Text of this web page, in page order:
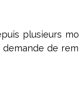
plusieurs
demande de